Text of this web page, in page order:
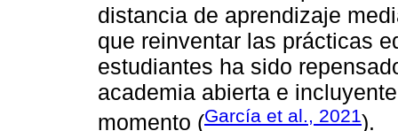
distancia de aprendizaje
que reinventar las prácticas
estudiantes ha sido
academia abierta e
momento (García et al., 2021).